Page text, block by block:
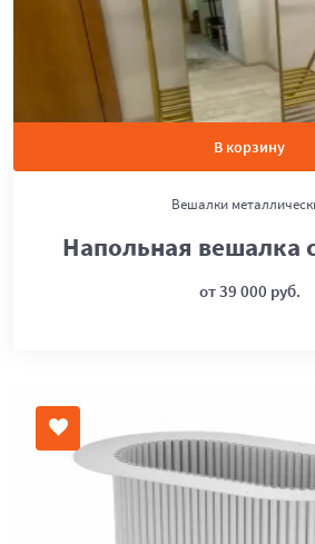
В корзину
Вешалки
Напольная вешалка
от 39 000 руб.